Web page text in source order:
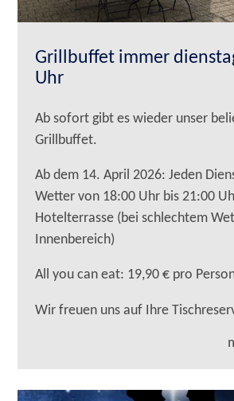
Grillbuffet immer
Uhr
Ab sofort gibt es wieder unser
Grillbuffet.
Ab dem 14. April 2026: Jeden
Wetter von 18:00 Uhr bis 21:00
Hotelterrasse (bei schlechtem
Innenbereich)
All you can eat: 19,90 € pro
Wir freuen uns auf Ihre